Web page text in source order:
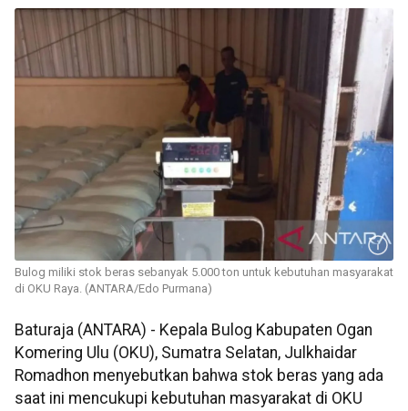
Bulog miliki stok beras sebanyak 5.000 ton untuk kebutuhan masyarakat
di OKU Raya. (ANTARA/Edo Purmana)
Baturaja (ANTARA) - Kepala Bulog Kabupaten Ogan
Komering Ulu (OKU), Sumatra Selatan, Julkhaidar
Romadhon menyebutkan bahwa stok beras yang ada
saat ini mencukupi kebutuhan masyarakat di OKU